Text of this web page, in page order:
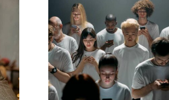
Tipps zur
Facebook-
die